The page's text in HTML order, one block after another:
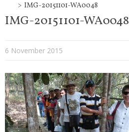
IMG-20151101-WA0048
IMG-20151101-WA0048
6 November 2015